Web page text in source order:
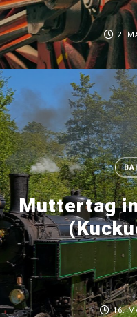
2.
Muttertag
16.